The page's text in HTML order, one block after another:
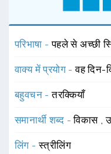
परिभाषा -पहले से अच्छी
वाक्य में प्रयोग -वह दिन-
बहुवचन -तरक्कियाँ
समानार्थी शब्द -विकास ,
लिंग -स्त्रीलिंग